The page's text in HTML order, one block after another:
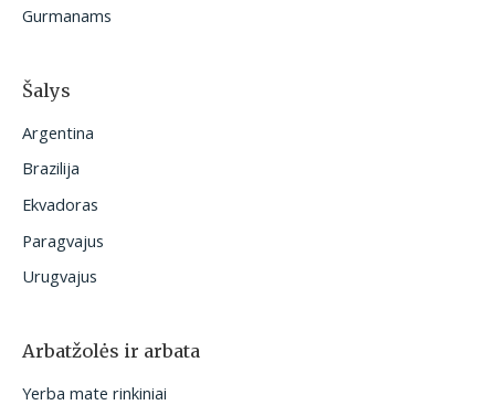
Gurmanams
Šalys
Argentina
Brazilija
Ekvadoras
Paragvajus
Urugvajus
Arbatžolės ir arbata
Yerba mate rinkiniai